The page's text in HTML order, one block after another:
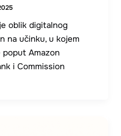
oblik digitalnog
na učinku, u kojem
Amazon
i Commission